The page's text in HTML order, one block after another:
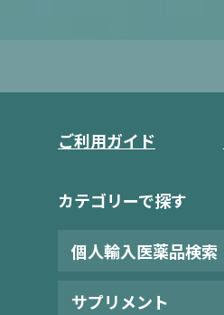
ご利用ガイド
カテゴリーで探す
個人輸入医薬品検索
サプリメント